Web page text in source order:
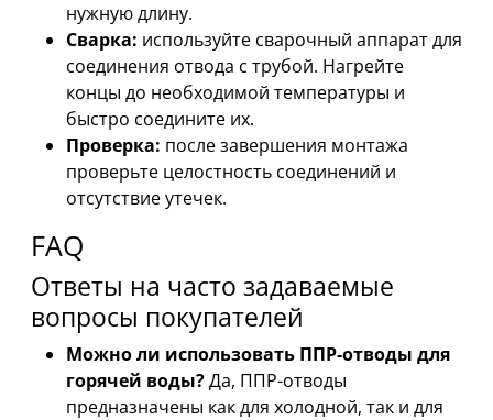
нужную длину.
Сварка: используйте сварочный аппарат для
соединения отвода с трубой. Нагрейте
концы до необходимой температуры и
быстро соедините их.
Проверка: после завершения монтажа
проверьте целостность соединений и
отсутствие утечек.
FAQ
Ответы на часто задаваемые
вопросы покупателей
Можно ли использовать ППР-отводы для
горячей воды?Да, ППР-отводы
предназначены как для холодной, так и для